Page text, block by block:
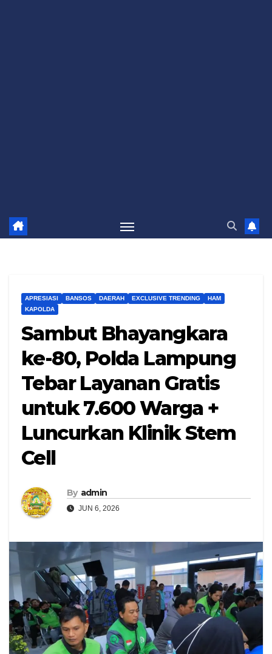
APRESIASI BANSOS DAERAH EXCLUSIVE TRENDING
HAM
KAPOLDA
Sambut Bhayangkara
ke-80, Polda Lampung
Tebar Layanan Gratis
untuk 7.600 Warga +
Luncurkan Klinik Stem
Cell
By admin
JUN 6, 2026